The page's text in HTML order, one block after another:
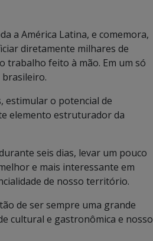
a América Latina, e comemora,
diretamente milhares de
trabalho feito à mão. Em um só
brasileiro.
estimular o potencial de
elemento estruturador da
seis dias, levar um pouco
e mais interessante em
de nosso território.
de ser sempre uma grande
cultural e gastronômica e nosso